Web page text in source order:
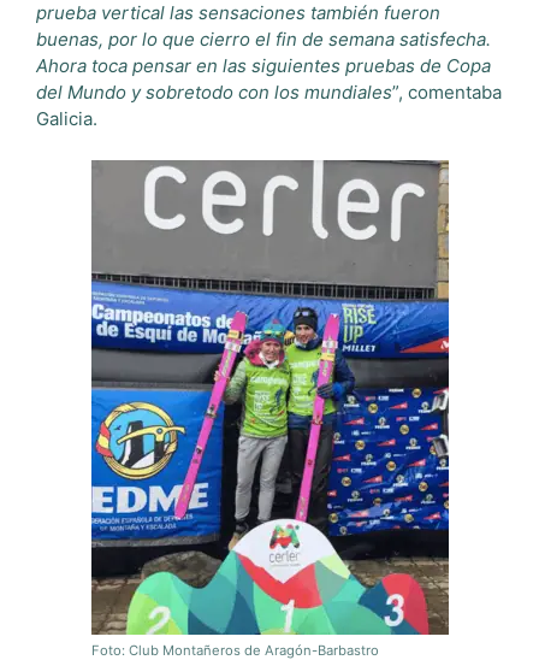
prueba vertical las sensaciones también fueron
buenas, por lo que cierro el fin de semana satisfecha.
Ahora toca pensar en las siguientes pruebas de Copa
del Mundo y sobretodo con los mundiales”, comentaba
Galicia.
Foto: Club Montañeros de Aragón-Barbastro